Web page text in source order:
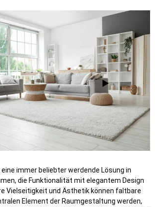
immer beliebter werdende Lösung in
die Funktionalität mit elegantem Design
Vielseitigkeit und Ästhetik können faltbare
Element der Raumgestaltung werden,